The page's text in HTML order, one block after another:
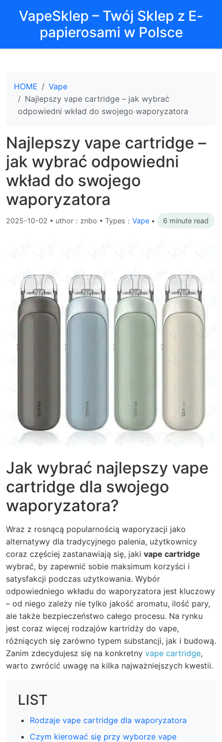
VapeSklep – Twój Sklep z E-
papierosami w Polsce
HOME
Vape
Najlepszy vape cartridge – jak wybrać
odpowiedni wkład do swojego waporyzatora
Najlepszy vape cartridge –
jak wybrać odpowiedni
wkład do swojego
waporyzatora
2025-10-02 • uthor：znbo • Types： Vape • 6 minute read
Jak wybrać najlepszy vape
cartridge dla swojego
waporyzatora?
Wraz z rosnącą popularnością waporyzacji jako
alternatywy dla tradycyjnego palenia, użytkownicy
coraz częściej zastanawiają się, jaki vape cartridge
wybrać, by zapewnić sobie maksimum korzyści i
satysfakcji podczas użytkowania. Wybór
odpowiedniego wkładu do waporyzatora jest kluczowy
– od niego zależy nie tylko jakość aromatu, ilość pary,
ale także bezpieczeństwo całego procesu. Na rynku
jest coraz więcej rodzajów kartridży do vape,
różniących się zarówno typem substancji, jak i budową.
Zanim zdecydujesz się na konkretny vape cartridge,
warto zwrócić uwagę na kilka najważniejszych kwestii.
LIST
Rodzaje vape cartridge dla waporyzatora
Czym kierować się przy wyborze vape